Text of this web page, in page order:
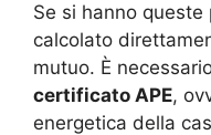
Se si hanno
calcolato
mutuo. È
certificato APE,
energetica della